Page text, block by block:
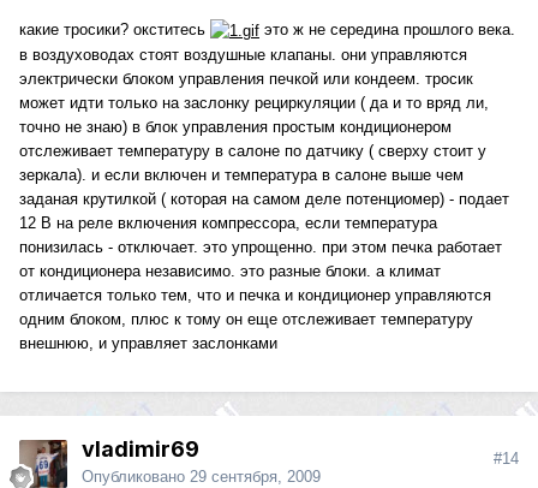
какие тросики? окститесь
это ж не середина прошлого века.
в воздуховодах стоят воздушные клапаны. они управляются
электрически блоком управления печкой или кондеем. тросик
может идти только на заслонку рециркуляции ( да и то вряд ли,
точно не знаю) в блок управления простым кондиционером
отслеживает температуру в салоне по датчику ( сверху стоит у
зеркала). и если включен и температура в салоне выше чем
заданая крутилкой ( которая на самом деле потенциомер) - подает
12 В на реле включения компрессора, если температура
понизилась - отключает. это упрощенно. при этом печка работает
от кондиционера независимо. это разные блоки. а климат
отличается только тем, что и печка и кондиционер управляются
одним блоком, плюс к тому он еще отслеживает температуру
внешнюю, и управляет заслонками
vladimir69
Опубликовано 29 сентября, 2009
#14